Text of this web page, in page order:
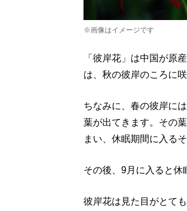
※画像はイメージです
「彼岸花」は中国が原
は、秋の彼岸のころに
ちなみに、春の彼岸に
葉が出てきます。その
まい、休眠期間に入るそ
その後、9月に入ると休
彼岸花は見た目がとて